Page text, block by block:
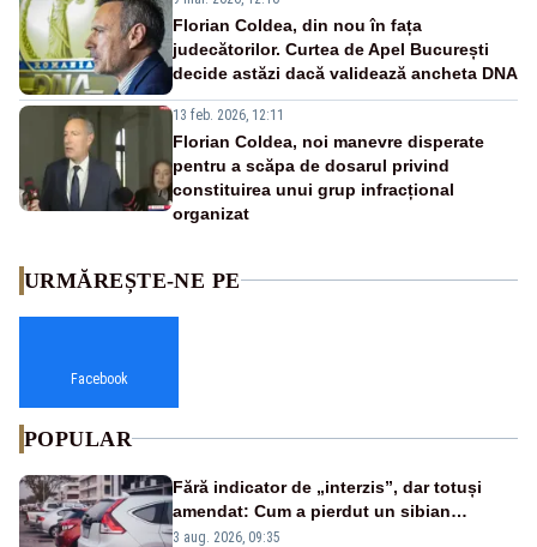
Florian Coldea, din nou în fața
judecătorilor. Curtea de Apel București
decide astăzi dacă validează ancheta DNA
13 feb. 2026, 12:11
Florian Coldea, noi manevre disperate
pentru a scăpa de dosarul privind
constituirea unui grup infracțional
organizat
URMĂREȘTE-NE PE
Facebook
POPULAR
Fără indicator de „interzis”, dar totuși
amendat: Cum a pierdut un sibian
procesul pentru o parcare în centrul
3 aug. 2026, 09:35